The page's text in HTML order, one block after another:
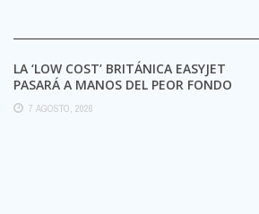
LA ‘LOW COST’ BRITÁNICA EASYJET
PASARÁ A MANOS DEL PEOR FONDO
POSIBLE:
7 AGOSTO, 2026